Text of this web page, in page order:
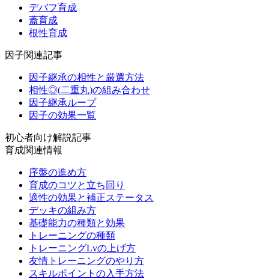
デバフ育成
蓋育成
根性育成
因子関連記事
因子継承の相性と厳選方法
相性◎(二重丸)の組み合わせ
因子継承ループ
因子の効果一覧
初心者向け解説記事
育成関連情報
序盤の進め方
育成のコツと立ち回り
適性の効果と補正ステータス
デッキの組み方
基礎能力の種類と効果
トレーニングの種類
トレーニングLvの上げ方
友情トレーニングのやり方
スキルポイントの入手方法